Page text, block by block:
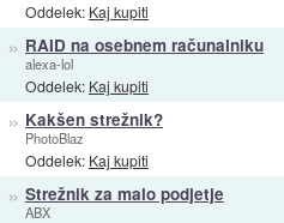
Oddelek: Kaj kupiti
» RAID na osebnem računalniku
alexa-lol
Oddelek: Kaj kupiti
» Kakšen strežnik?
PhotoBlaz
Oddelek: Kaj kupiti
» Strežnik za malo podjetje
ABX